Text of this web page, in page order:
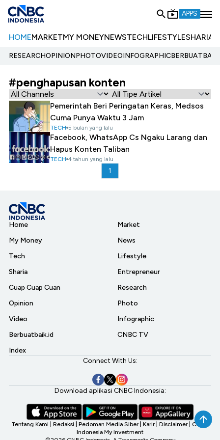
APPS
HOMEMARKETMY MONEYNEWSTECHLIFESTYLESHARIA
RESEARCHOPINIONPHOTOVIDEOINFOGRAPHIC
#penghapusan konten
Pemerintah Beri Peringatan Keras, Medsos
Cuma Punya Waktu 3 Jam
TECH 5 bulan yang lalu
Facebook, WhatsApp Cs Ngaku Larang dan
Hapus Konten Taliban
TECH 4 tahun yang lalu
1
Home
My Money
Tech
Sharia
Cuap Cuap Cuan
Opinion
Video
Berbuatbaik.id
Index
Market
News
Lifestyle
Entrepreneur
Research
Photo
Infographic
CNBC TV
Connect With Us:
Download aplikasi CNBC Indonesia:
Tentang Kami Redaksi Pedoman Media Siber Karir Disclaimer CNBC
Indonesia My Investment